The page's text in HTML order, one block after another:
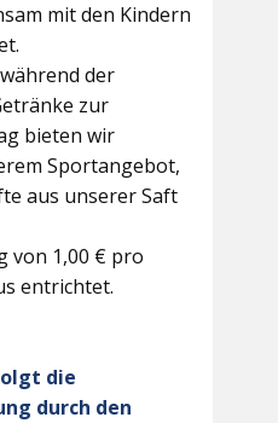
mit den Kindern
der
zur
bieten wir
Sportangebot,
aus unserer Saft
von 1,00 € pro
entrichtet.
die
durch den